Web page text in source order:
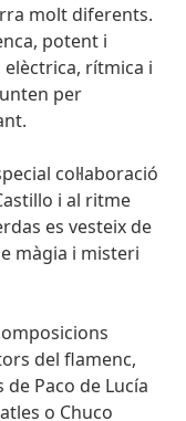
molt diferents.
potent i
elèctrica, rítmica i
per
col·laboració
i al ritme
es vesteix de
màgia i misteri
del flamenc,
de Paco de Lucía
o Chuco